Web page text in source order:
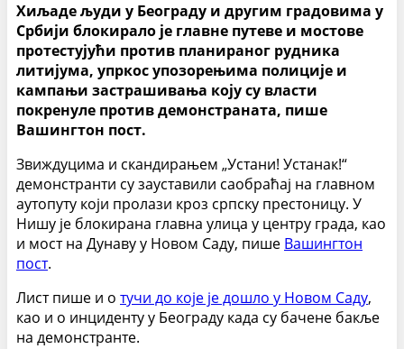
Хиљаде људи у Београду и другим градовима у
Србији блокирало је главне путеве и мостове
протестујући против планираног рудника
литијума, упркос упозорењима полиције и
кампањи застрашивања коју су власти
покренуле против демонстраната, пише
Вашингтон пост.
Звиждуцима и скандирањем „Устани! Устанак!“
демонстранти су зауставили саобраћај на главном
аутопуту који пролази кроз српску престоницу. У
Нишу је блокирана главна улица у центру града, као
и мост на Дунаву у Новом Саду, пише Вашингтон
пост.
Лист пише и о тучи до које је дошло у Новом Саду,
као и о инциденту у Београду када су бачене бакље
на демонстранте.